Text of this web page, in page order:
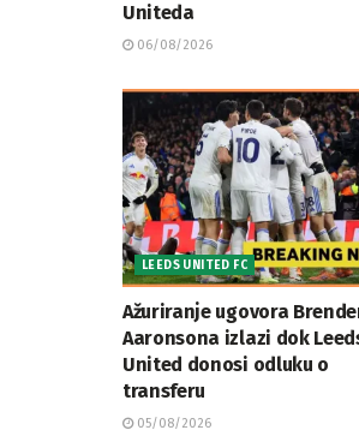
Uniteda
06/08/2026
LEEDS UNITED FC
Ažuriranje ugovora
Aaronsona izlazi dok
United donosi odluku o
transferu
05/08/2026